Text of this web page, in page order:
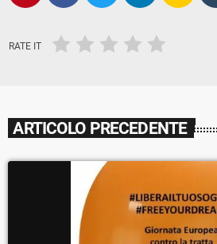
RATE IT
ARTICOLO PRECEDENTE